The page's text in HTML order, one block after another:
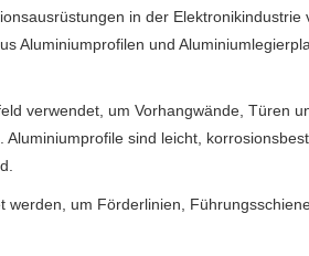
in der Elektronikindustrie
Aluminiumprofilen und
verwendet, um Vorhangwände, Türen
sind leicht,
um Förderlinien,